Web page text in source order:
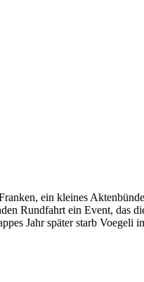
ein kleines
Rundfahrt ein Event, das
Jahr später starb